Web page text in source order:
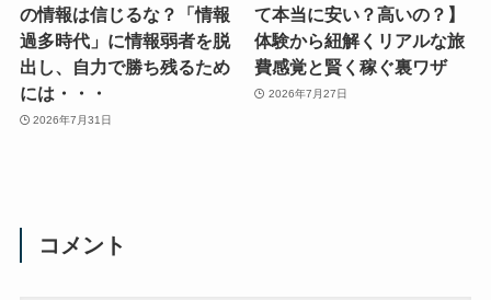
の情報は信じるな？「情報
過多時代」に情報弱者を脱
出し、自力で勝ち残るため
には・・・
2026年7月31日
て本当に安い？高いの？】
体験から紐解くリアルな旅
費感覚と賢く稼ぐ裏ワザ
2026年7月27日
コメント